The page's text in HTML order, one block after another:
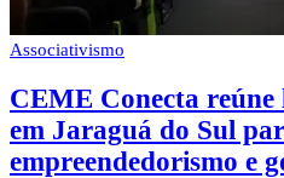
Associativismo
CEME Conecta
em Jaraguá do Sul
empreendedorismo e